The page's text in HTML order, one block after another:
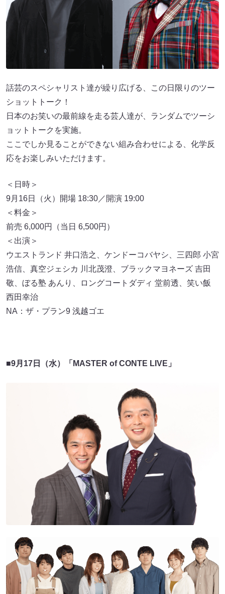
話芸のスペシャリスト達が繰り広げる、この日限りのツー
ショットトーク！
日本のお笑いの最前線を走る芸人達が、ランダムでツーシ
ョットトークを実施。
ここでしか見ることができない組み合わせによる、化学反
応をお楽しみいただけます。
＜日時＞
9月16日（火）開場 18:30／開演 19:00
＜料金＞
前売 6,000円（当日 6,500円）
＜出演＞
ウエストランド 井口浩之、ケンドーコバヤシ、三四郎 小宮
浩信、真空ジェシカ 川北茂澄、ブラックマヨネーズ 吉田
敬、ぼる塾 あんり、ロングコートダディ 堂前透、笑い飯
西田幸治
NA：ザ・プラン9 浅越ゴエ
■9月17日（水）「MASTER of CONTE LIVE」